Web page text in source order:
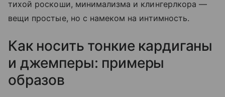
тихой роскоши, минимализма и клингерлкора —
вещи простые, но с намеком на интимность.
Как носить тонкие кардиганы
и джемперы: примеры
образов